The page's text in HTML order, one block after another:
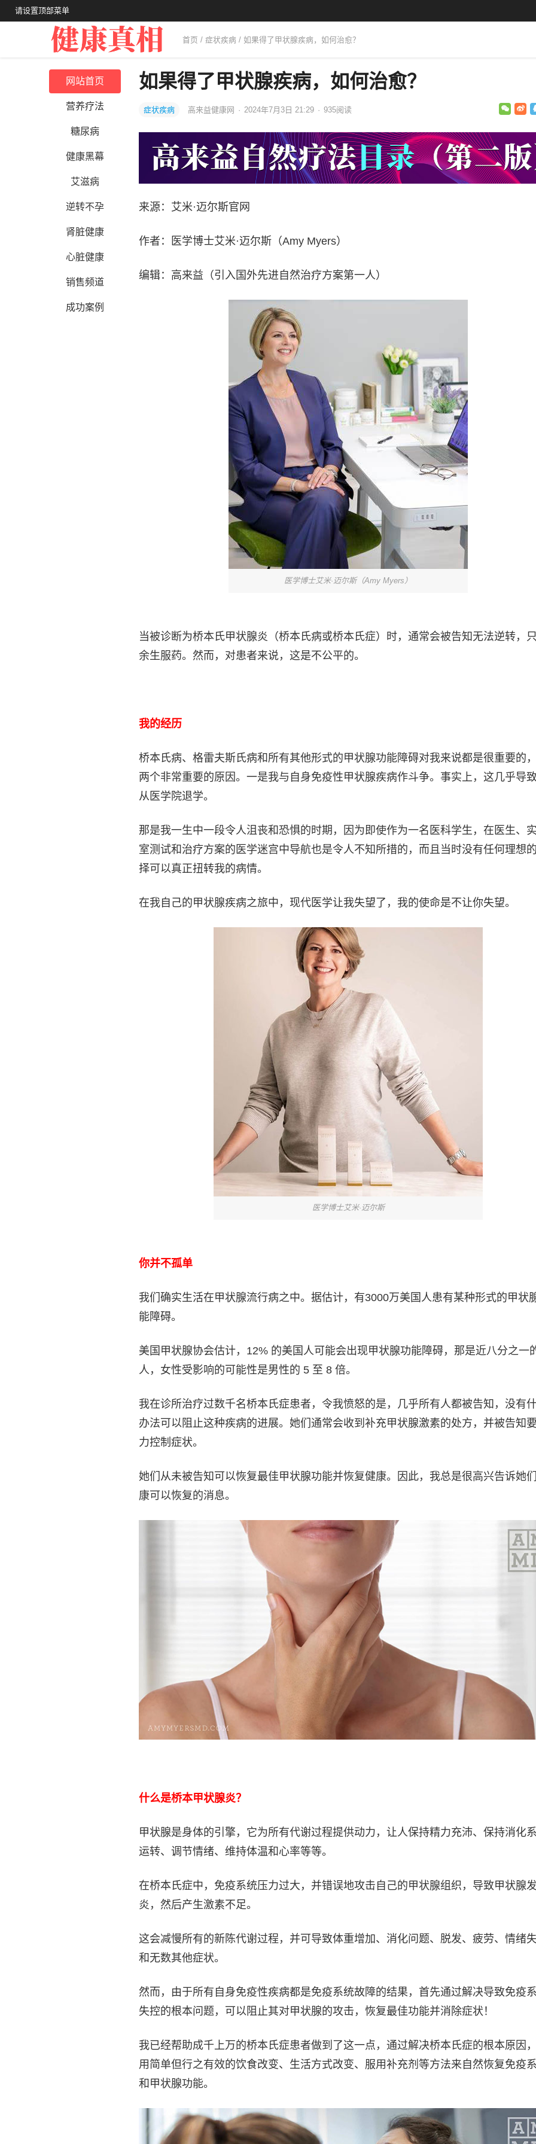
请设置顶部菜单
首页 / 症状疾病 / 如果得了甲状腺疾病，如何治愈？
网站首页
营养疗法
糖尿病
健康黑幕
艾滋病
逆转不孕
肾脏健康
心脏健康
销售频道
成功案例
如果得了甲状腺疾病，如何治愈？
症状疾病 高来益健康网 · 2024年7月3日 21:29 · 935阅读
来源：艾米·迈尔斯官网
作者：医学博士艾米·迈尔斯（Amy Myers）
编辑：高来益（引入国外先进自然治疗方案第一人）
医学博士艾米·迈尔斯（Amy Myers）
当被诊断为桥本氏甲状腺炎（桥本氏病或桥本氏症）时，通常会被告知无法逆转，
余生服药。然而，对患者来说，这是不公平的。
我的经历
桥本氏病、格雷夫斯氏病和所有其他形式的甲状腺功能障碍对我来说都是很重要的
两个非常重要的原因。一是我与自身免疫性甲状腺疾病作斗争。事实上，这几乎导
从医学院退学。
那是我一生中一段令人沮丧和恐惧的时期，因为即使作为一名医科学生，在医生、
室测试和治疗方案的医学迷宫中导航也是令人不知所措的，而且当时没有任何理想
择可以真正扭转我的病情。
在我自己的甲状腺疾病之旅中，现代医学让我失望了，我的使命是不让你失望。
医学博士艾米·迈尔斯
你并不孤单
我们确实生活在甲状腺流行病之中。据估计，有3000万美国人患有某种形式的甲状
能障碍。
美国甲状腺协会估计，12% 的美国人可能会出现甲状腺功能障碍，那是近八分之一
人，女性受影响的可能性是男性的 5 至 8 倍。
我在诊所治疗过数千名桥本氏症患者，令我愤怒的是，几乎所有人都被告知，没有
办法可以阻止这种疾病的进展。她们通常会收到补充甲状腺激素的处方，并被告知
力控制症状。
她们从未被告知可以恢复最佳甲状腺功能并恢复健康。因此，我总是很高兴告诉她
康可以恢复的消息。
什么是桥本甲状腺炎？
甲状腺是身体的引擎，它为所有代谢过程提供动力，让人保持精力充沛、保持消化
运转、调节情绪、维持体温和心率等等。
在桥本氏症中，免疫系统压力过大，并错误地攻击自己的甲状腺组织，导致甲状腺
炎，然后产生激素不足。
这会减慢所有的新陈代谢过程，并可导致体重增加、消化问题、脱发、疲劳、情绪
和无数其他症状。
然而，由于所有自身免疫性疾病都是免疫系统故障的结果，首先通过解决导致免疫
失控的根本问题，可以阻止其对甲状腺的攻击，恢复最佳功能并消除症状！
我已经帮助成千上万的桥本氏症患者做到了这一点，通过解决桥本氏症的根本原因
用简单但行之有效的饮食改变、生活方式改变、服用补充剂等方法来自然恢复免疫
和甲状腺功能。